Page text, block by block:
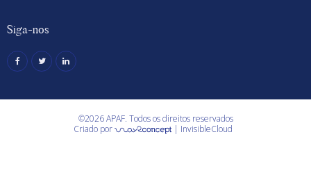
Siga-nos
©2026 APAF. Todos os direitos reservados
Criado por
| InvisibleCloud